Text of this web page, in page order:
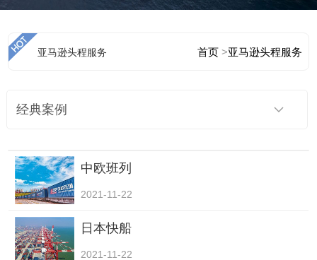
亚马逊头程服务 首页 >亚马逊头程服务
经典案例
中欧班列
2021-11-22
日本快船
2021-11-22